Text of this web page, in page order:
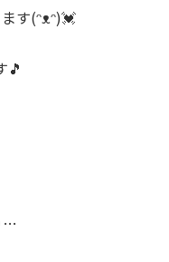
す(ᵔᴥᵔ)💓
🎵
…